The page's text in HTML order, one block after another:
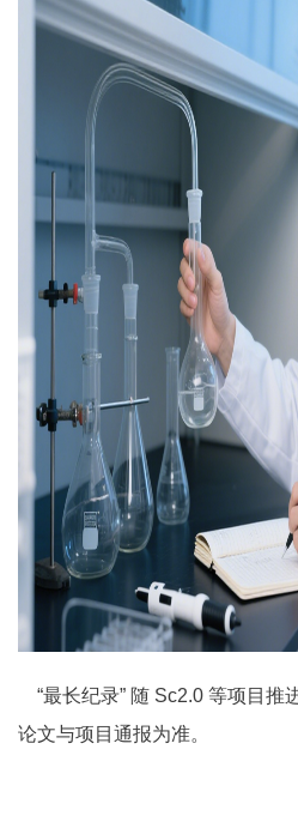
“最长纪录” 随 Sc2.0 等项目推
论文与项目通报为准。